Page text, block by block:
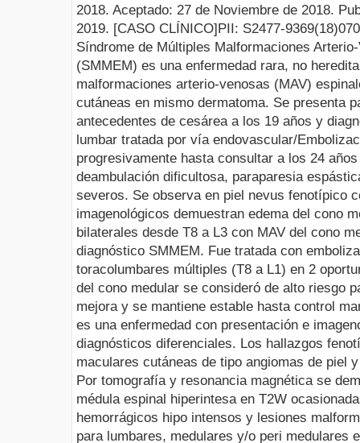
2018. Aceptado: 27 de Noviembre de 2018.
2019. [CASO CLÍNICO]PII: S2477-9369(18)070
Síndrome de Múltiples Malformaciones Arterio
(SMMEM) es una enfermedad rara, no
malformaciones arterio-venosas (MAV)
cutáneas en mismo dermatoma. Se presenta
antecedentes de cesárea a los 19 años y
lumbar tratada por vía endovascular/
progresivamente hasta consultar a los 24
deambulación dificultosa, paraparesia
severos. Se observa en piel nevus fenotípico
imagenológicos demuestran edema del cono
bilaterales desde T8 a L3 con MAV del cono
diagnóstico SMMEM. Fue tratada con
toracolumbares múltiples (T8 a L1) en 2
del cono medular se consideró de alto riesgo
mejora y se mantiene estable hasta control
es una enfermedad con presentación e
diagnósticos diferenciales. Los hallazgos
maculares cutáneas de tipo angiomas de piel
Por tomografía y resonancia magnética se
médula espinal hiperintesa en T2W
hemorrágicos hipo intensos y lesiones
para lumbares, medulares y/o peri medulares